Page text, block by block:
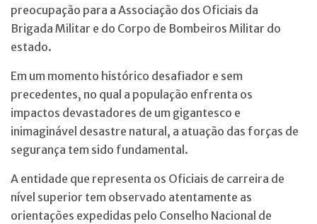
preocupação para a Associação dos Oficiais da
Brigada Militar e do Corpo de Bombeiros Militar do
estado.
Em um momento histórico desafiador e sem
precedentes, no qual a população enfrenta os
impactos devastadores de um gigantesco e
inimaginável desastre natural, a atuação das forças de
segurança tem sido fundamental.
A entidade que representa os Oficiais de carreira de
nível superior tem observado atentamente as
orientações expedidas pelo Conselho Nacional de